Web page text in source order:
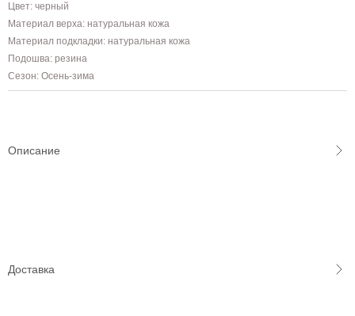
Цвет: черный
Материал верха: натуральная кожа
Материал подкладки: натуральная кожа
Подошва: резина
Сезон: Осень-зима
Описание
Доставка